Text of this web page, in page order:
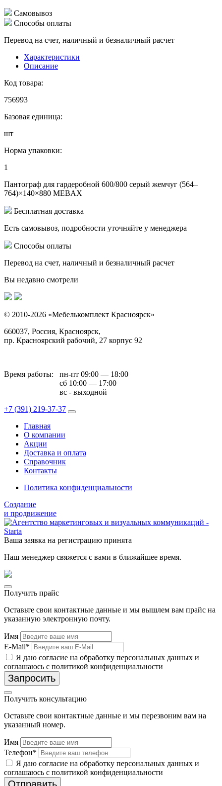
Самовывоз
Способы оплаты
Перевод на счет, наличный и безналичный расчет
Характеристики
Описание
Код товара:
756993
Базовая единица:
шт
Норма упаковки:
1
Пантограф для гардеробной 600/800 серый жемчуг (564–
764)×140×880 MEBAX
Бесплатная доставка
Есть самовывоз, подробности уточняйте у менеджера
Способы оплаты
Перевод на счет, наличный и безналичный расчет
Вы недавно смотрели
© 2010-2026 «Мебелькомплект Красноярск»
660037, Россия, Красноярск,
пр. Красноярский рабочий, 27 корпус 92
Время работы:
пн-пт 09:00 — 18:00
сб 10:00 — 17:00
вс - выходной
+7 (391) 219-37-37
Главная
О компании
Акции
Доставка и оплата
Справочник
Контакты
Политика конфиденциальности
Создание
и продвижение
Ваша заявка на регистрацию принята
Наш менеджер свяжется с вами в ближайшее время.
Получить прайс
Оставьте свои контактные данные и мы вышлем вам прайс на
указанную электронную почту.
Имя
E-Mail*
Я даю согласие на обработку персональных данных и
соглашаюсь с политикой конфиденциальности
Запросить
Получить консультацию
Оставьте свои контактные данные и мы перезвоним вам на
указанный номер.
Имя
Телефон*
Я даю согласие на обработку персональных данных и
соглашаюсь с политикой конфиденциальности